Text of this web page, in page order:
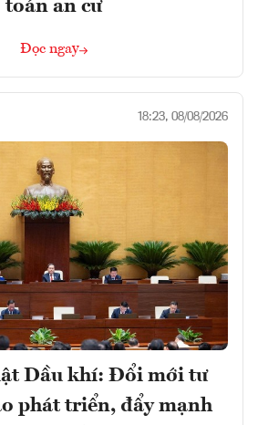
toán an cư
Đọc ngay
18:23, 08/08/2026
Dầu khí: Đổi mới tư
phát triển, đẩy mạnh